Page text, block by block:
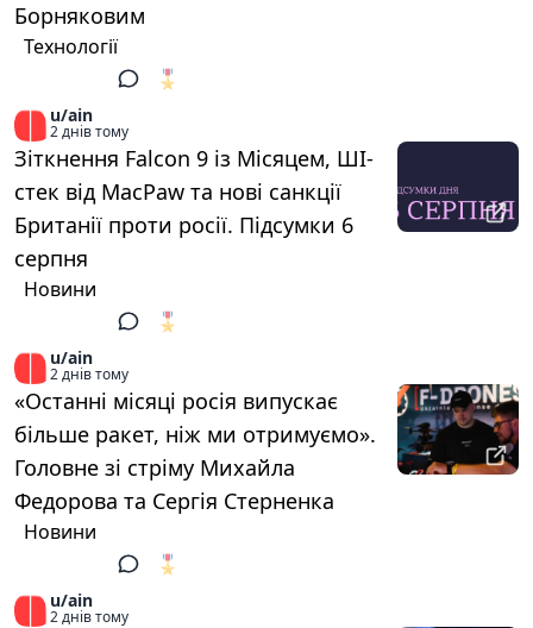
Борняковим
Технології
🎖️
u/ain
2 днів тому
Зіткнення Falcon 9 із Місяцем, ШІ-
стек від MacPaw та нові санкції
Британії проти росії. Підсумки 6
серпня
Новини
🎖️
u/ain
2 днів тому
«Останні місяці росія випускає
більше ракет, ніж ми отримуємо».
Головне зі стріму Михайла
Федорова та Сергія Стерненка
Новини
🎖️
u/ain
2 днів тому